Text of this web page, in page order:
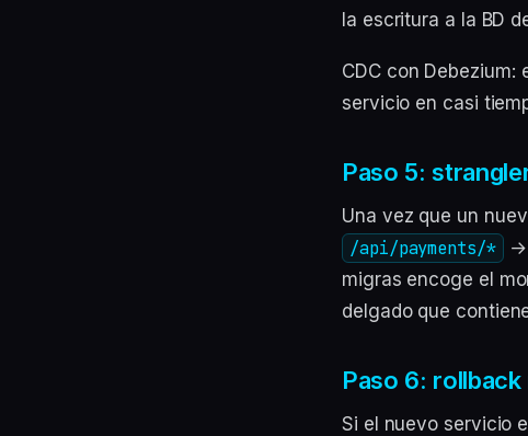
la escritura a la BD
CDC con Debezium:
servicio en casi
Paso 5:
Una vez que un
/api/payments/* →
migras encoge el
delgado que
Paso 6:
Si el nuevo servicio